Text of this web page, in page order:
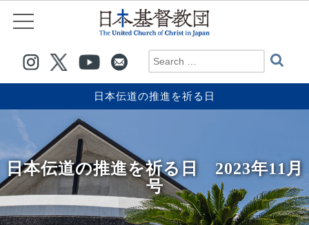
日本伝道の推進を祈る日
日本伝道の推進を祈る日 2023年11月
号